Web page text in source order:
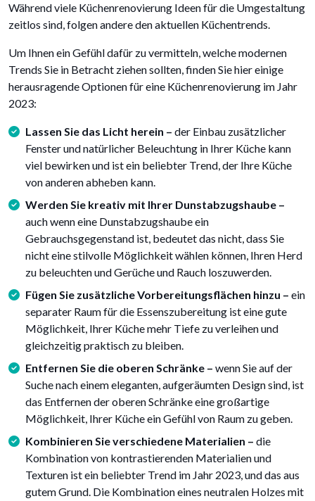
Während viele Küchenrenovierung Ideen für die Umgestaltung
zeitlos sind, folgen andere den aktuellen Küchentrends.
Um Ihnen ein Gefühl dafür zu vermitteln, welche modernen
Trends Sie in Betracht ziehen sollten, finden Sie hier einige
herausragende Optionen für eine Küchenrenovierung im Jahr
2023:
Lassen Sie das Licht herein – der Einbau zusätzlicher
Fenster und natürlicher Beleuchtung in Ihrer Küche kann
viel bewirken und ist ein beliebter Trend, der Ihre Küche
von anderen abheben kann.
Werden Sie kreativ mit Ihrer Dunstabzugshaube –
auch wenn eine Dunstabzugshaube ein
Gebrauchsgegenstand ist, bedeutet das nicht, dass Sie
nicht eine stilvolle Möglichkeit wählen können, Ihren Herd
zu beleuchten und Gerüche und Rauch loszuwerden.
Fügen Sie zusätzliche Vorbereitungsflächen hinzu – ein
separater Raum für die Essenszubereitung ist eine gute
Möglichkeit, Ihrer Küche mehr Tiefe zu verleihen und
gleichzeitig praktisch zu bleiben.
Entfernen Sie die oberen Schränke – wenn Sie auf der
Suche nach einem eleganten, aufgeräumten Design sind, ist
das Entfernen der oberen Schränke eine großartige
Möglichkeit, Ihrer Küche ein Gefühl von Raum zu geben.
Kombinieren Sie verschiedene Materialien – die
Kombination von kontrastierenden Materialien und
Texturen ist ein beliebter Trend im Jahr 2023, und das aus
gutem Grund. Die Kombination eines neutralen Holzes mit